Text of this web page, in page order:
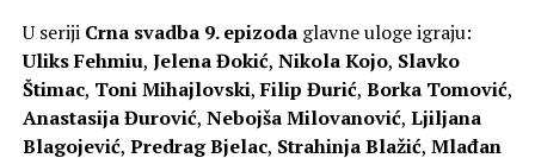
U seriji Crna svadba 9. epizodaglavne uloge igraju:
Uliks Fehmiu, Jelena Đokić, Nikola Kojo, Slavko
Štimac, Toni Mihajlovski,Filip Đurić, Borka Tomović,
Anastasija Đurović, Nebojša Milovanović, Ljiljana
Blagojević, Predrag Bjelac, Strahinja Blažić, Mlađan